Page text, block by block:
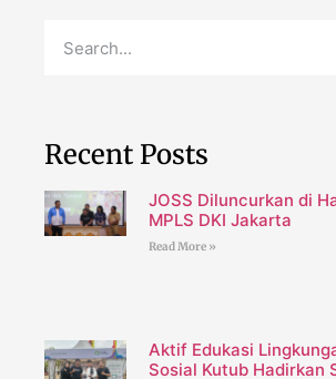
Recent Posts
JOSS Diluncurkan di
MPLS DKI Jakarta
Read More »
Aktif Edukasi
Sosial Kutub Hadirkan